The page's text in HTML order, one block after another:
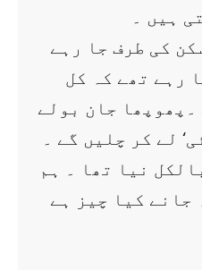
کی طرف جا رہے
رہے تھے کہ کل
جان بولے
نیا تھا ۔ ہم
جانے کیا چیز ہے